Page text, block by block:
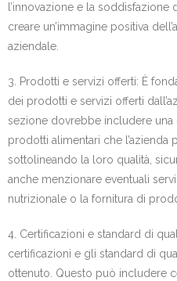
l’innovazione e la soddisfazione
creare un’immagine positiva
aziendale.
3. Prodotti e servizi offerti: È
dei prodotti e servizi offerti
sezione dovrebbe includere una
prodotti alimentari che l’azienda
sottolineando la loro qualità,
anche menzionare eventuali
nutrizionale o la fornitura di
4. Certificazioni e standard di
certificazioni e gli standard di
ottenuto. Questo può includere